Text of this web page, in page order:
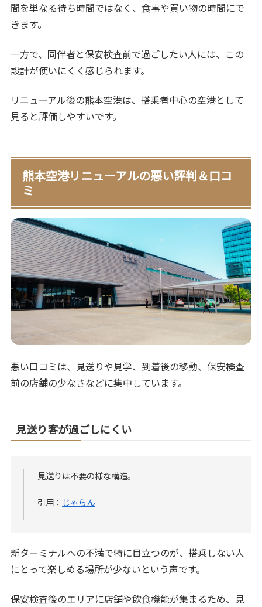
間を単なる待ち時間ではなく、食事や買い物の時間にで
きます。
一方で、同伴者と保安検査前で過ごしたい人には、この
設計が使いにくく感じられます。
リニューアル後の熊本空港は、搭乗者中心の空港として
見ると評価しやすいです。
熊本空港リニューアルの悪い評判＆口コ
ミ
悪い口コミは、見送りや見学、到着後の移動、保安検査
前の店舗の少なさなどに集中しています。
見送り客が過ごしにくい
見送りは不要の様な構造。
引用： じゃらん
新ターミナルへの不満で特に目立つのが、搭乗しない人
にとって楽しめる場所が少ないという声です。
保安検査後のエリアに店舗や飲食機能が集まるため、見